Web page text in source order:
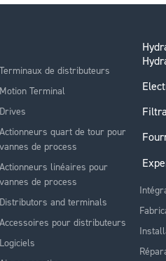
Terminaux de distributeurs
Motion Terminal
Drives
Actionneurs quart de tour pour
vannes de process
Actionneurs linéaires pour
vannes de process
Distributors and terminals
Accessoires pour distributeurs
Logiciels